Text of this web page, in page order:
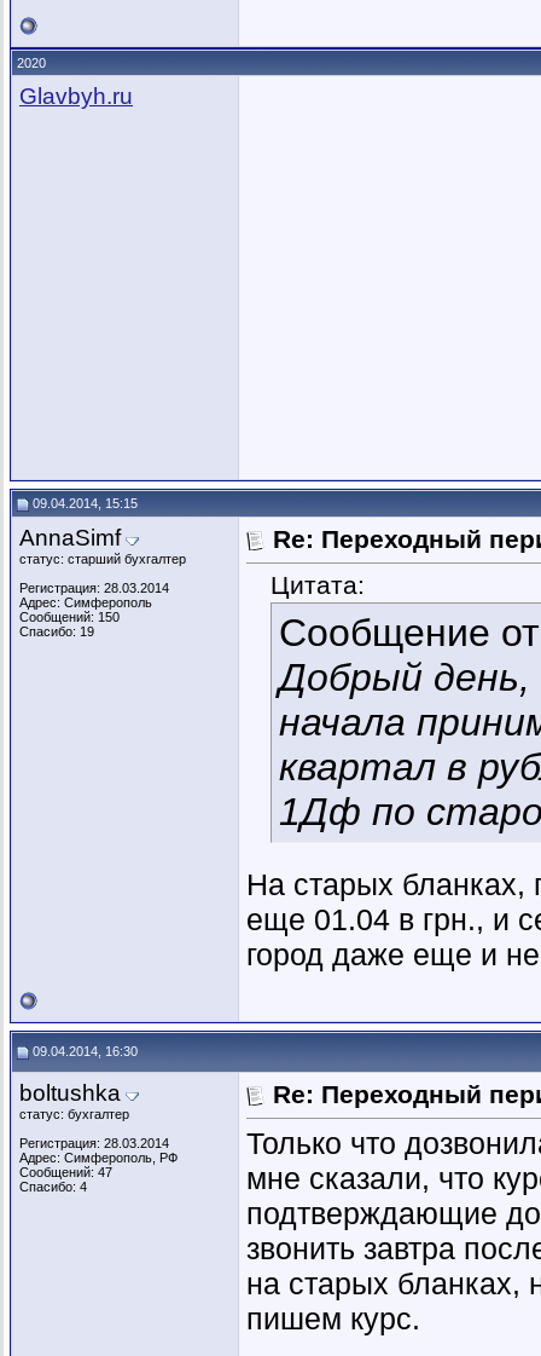
2020
Glavbyh.ru
09.04.2014, 15:15
AnnaSimf
статус: старший бухгалтер
Регистрация: 28.03.2014
Адрес: Симферополь
Сообщений: 150
Спасибо: 19
Re: Переходный
Цитата:
Сообщение
Добрый день,
начала
квартал в
1Дф по
На старых бланках,
еще 01.04 в грн., и
город даже еще и
09.04.2014, 16:30
boltushka
статус: бухгалтер
Регистрация: 28.03.2014
Адрес: Симферополь, РФ
Сообщений: 47
Спасибо: 4
Re: Переходный
Только что
мне сказали, что
подтверждающие
звонить завтра
на старых бланках,
пишем курс.